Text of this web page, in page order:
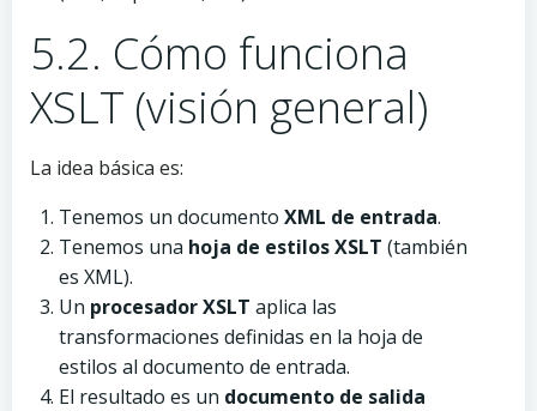
5.2. Cómo funciona
XSLT (visión general)
La idea básica es:
Tenemos un documento XML de entrada.
Tenemos una hoja de estilos XSLT (también
es XML).
Un procesador XSLT aplica las
transformaciones definidas en la hoja de
estilos al documento de entrada.
El resultado es un documento de salida